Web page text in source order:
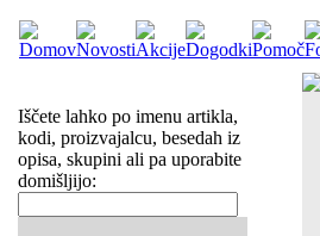
Iščete lahko po imenu artikla,
kodi, proizvajalcu, besedah iz
opisa, skupini ali pa uporabite
domišljijo: